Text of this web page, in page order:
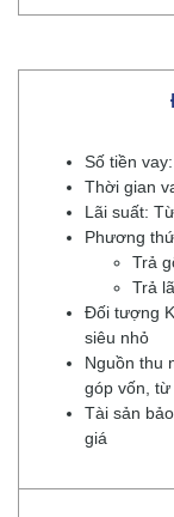
Số tiền
Thời gian
Lãi suất:
Phương
Trả
Trả
Đối tượng
siêu nhỏ
Nguồn thu
góp vốn, từ
Tài sản
giá